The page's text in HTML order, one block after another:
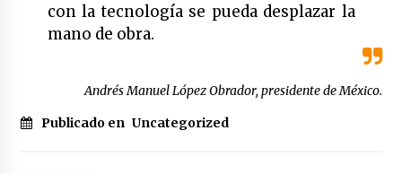
con la tecnología se pueda desplazar la
mano de obra.
Andrés Manuel López Obrador, presidente de México.
Publicado en Uncategorized